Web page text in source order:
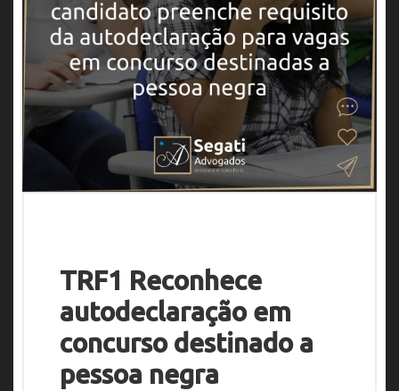
TRF1 Reconhece
autodeclaração em
concurso destinado a
pessoa negra